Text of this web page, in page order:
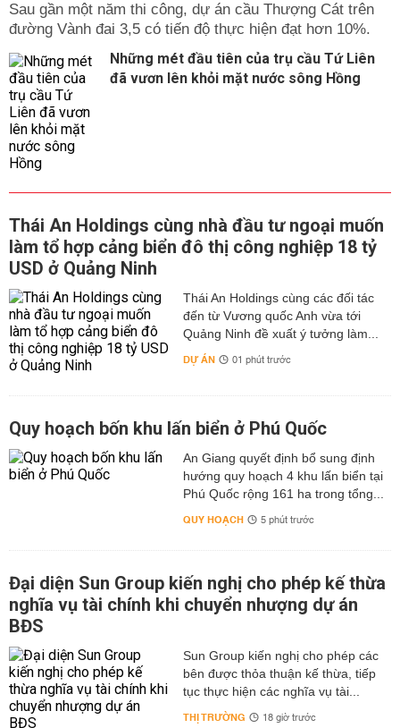
Sau gần một năm thi công, dự án cầu Thượng Cát trên
đường Vành đai 3,5 có tiến độ thực hiện đạt hơn 10%.
Những mét đầu tiên của trụ cầu Tứ Liên
đã vươn lên khỏi mặt nước sông Hồng
Thái An Holdings cùng nhà đầu tư ngoại muốn
làm tổ hợp cảng biển đô thị công nghiệp 18 tỷ
USD ở Quảng Ninh
Thái An Holdings cùng các đối tác
đến từ Vương quốc Anh vừa tới
Quảng Ninh đề xuất ý tưởng làm...
DỰ ÁN 01 phút trước
Quy hoạch bốn khu lấn biển ở Phú Quốc
An Giang quyết định bổ sung định
hướng quy hoạch 4 khu lấn biển tại
Phú Quốc rộng 161 ha trong tổng...
QUY HOẠCH 5 phút trước
Đại diện Sun Group kiến nghị cho phép kế thừa
nghĩa vụ tài chính khi chuyển nhượng dự án
BĐS
Sun Group kiến nghị cho phép các
bên được thỏa thuận kế thừa, tiếp
tục thực hiện các nghĩa vụ tài...
THỊ TRƯỜNG 18 giờ trước